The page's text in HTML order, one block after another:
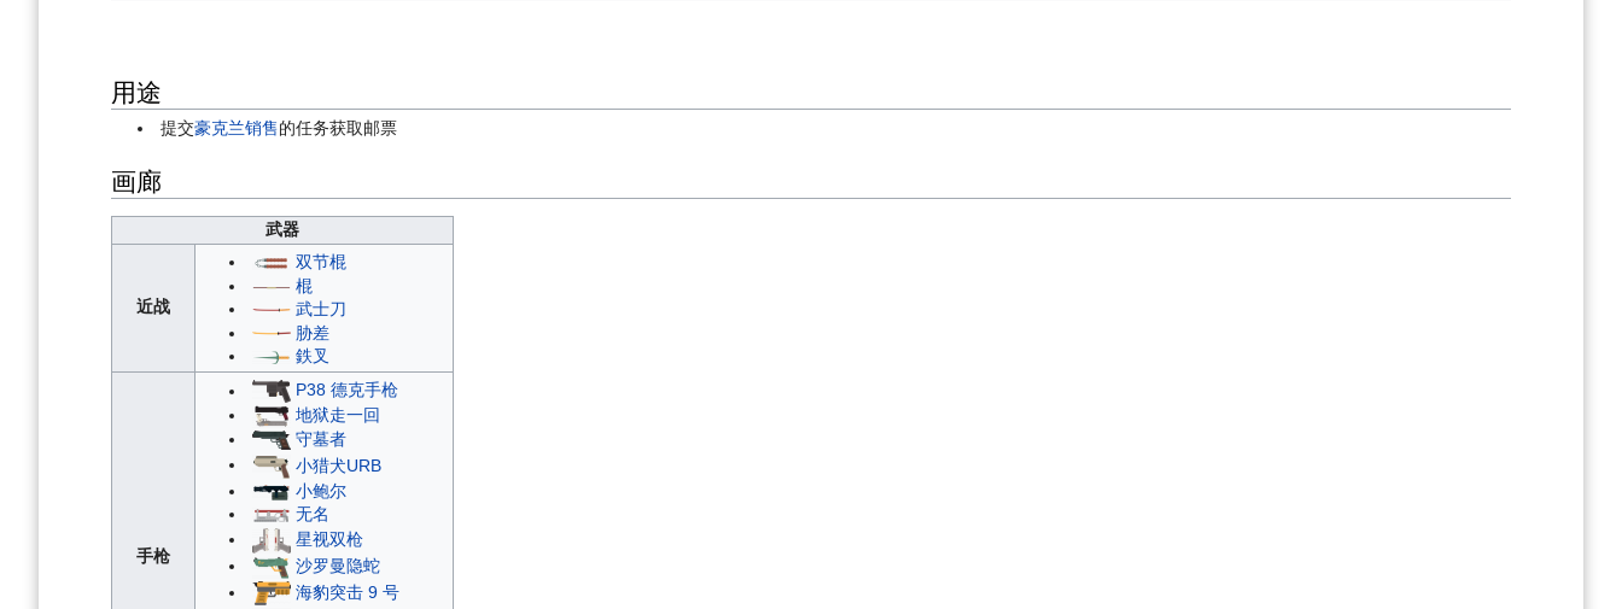
用途
提交豪克兰销售的任务获取邮票
画廊
武器
近战
双节棍
棍
武士刀
胁差
鉄叉
手枪
P38 德克手枪
地狱走一回
守墓者
小猎犬URB
小鲍尔
无名
星视双枪
沙罗曼隐蛇
海豹突击 9 号